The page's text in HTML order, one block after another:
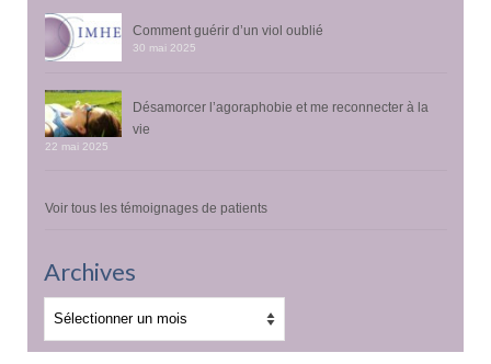
Comment guérir d’un viol oublié
30 mai 2025
Désamorcer l’agoraphobie et me reconnecter à la
vie
22 mai 2025
Voir tous les témoignages de patients
Archives